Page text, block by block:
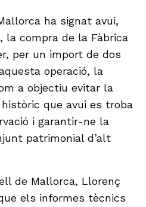
ha signat avui,
la compra de la Fàbrica
per un import de dos
operació, la
a objectiu evitar la
que avui es troba
i garantir-ne la
patrimonial d’alt
de Mallorca, Llorenç
els informes tècnics